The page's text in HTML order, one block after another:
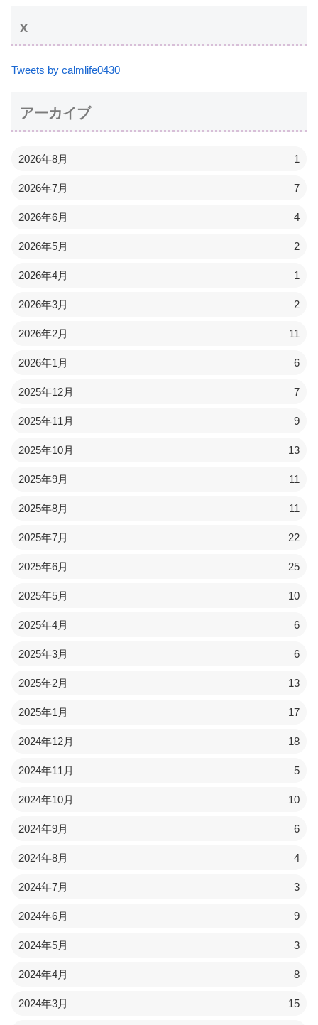
x
Tweets by calmlife0430
アーカイブ
2026年8月 1
2026年7月 7
2026年6月 4
2026年5月 2
2026年4月 1
2026年3月 2
2026年2月 11
2026年1月 6
2025年12月 7
2025年11月 9
2025年10月 13
2025年9月 11
2025年8月 11
2025年7月 22
2025年6月 25
2025年5月 10
2025年4月 6
2025年3月 6
2025年2月 13
2025年1月 17
2024年12月 18
2024年11月 5
2024年10月 10
2024年9月 6
2024年8月 4
2024年7月 3
2024年6月 9
2024年5月 3
2024年4月 8
2024年3月 15